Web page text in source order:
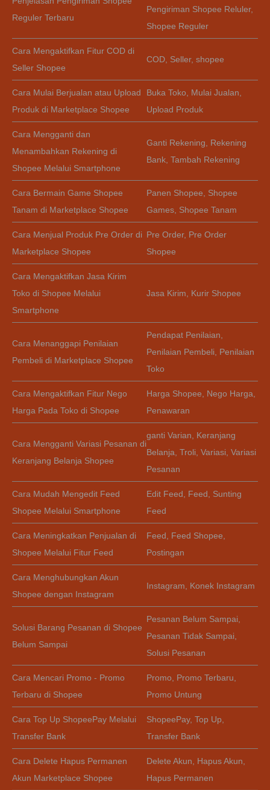
Reguler Terbaru
Pengiriman Shopee Reluler,
Shopee Reguler
Cara Mengaktifkan Fitur COD di
Seller Shopee
COD, Seller, shopee
Cara Mulai Berjualan atau Upload
Produk di Marketplace Shopee
Buka Toko, Mulai Jualan,
Upload Produk
Cara Mengganti dan
Menambahkan Rekening di
Shopee Melalui Smartphone
Ganti Rekening, Rekening
Bank, Tambah Rekening
Cara Bermain Game Shopee
Tanam di Marketplace Shopee
Panen Shopee, Shopee
Games, Shopee Tanam
Cara Menjual Produk Pre Order di
Marketplace Shopee
Pre Order, Pre Order
Shopee
Cara Mengaktifkan Jasa Kirim
Toko di Shopee Melalui
Smartphone
Jasa Kirim, Kurir Shopee
Cara Menanggapi Penilaian
Pembeli di Marketplace Shopee
Pendapat Penilaian,
Penilaian Pembeli, Penilaian
Toko
Cara Mengaktifkan Fitur Nego
Harga Pada Toko di Shopee
Harga Shopee, Nego Harga,
Penawaran
Cara Mengganti Variasi Pesanan di
Keranjang Belanja Shopee
ganti Varian, Keranjang
Belanja, Troli, Variasi, Variasi
Pesanan
Cara Mudah Mengedit Feed
Shopee Melalui Smartphone
Edit Feed, Feed, Sunting
Feed
Cara Meningkatkan Penjualan di
Shopee Melalui Fitur Feed
Feed, Feed Shopee,
Postingan
Cara Menghubungkan Akun
Shopee dengan Instagram
Instagram, Konek Instagram
Solusi Barang Pesanan di Shopee
Belum Sampai
Pesanan Belum Sampai,
Pesanan Tidak Sampai,
Solusi Pesanan
Cara Mencari Promo - Promo
Terbaru di Shopee
Promo, Promo Terbaru,
Promo Untung
Cara Top Up ShopeePay Melalui
Transfer Bank
ShopeePay, Top Up,
Transfer Bank
Cara Delete Hapus Permanen
Akun Marketplace Shopee
Delete Akun, Hapus Akun,
Hapus Permanen